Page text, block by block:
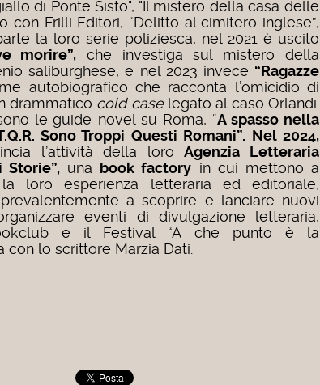
di Ponte Sisto", "Il mistero della casa delle
con Frilli Editori, “Delitto al cimitero inglese”,
la loro serie poliziesca, nel 2021 è uscito
morire”, che investiga sul mistero della
saliburghese, e nel 2023 invece “Ragazze
autobiografico che racconta l’omicidio di
drammatico cold caselegato al caso Orlandi.
le guide-novel su Roma, “A spasso nella
Sono Troppi Questi Romani”. Nel 2024,
l’attività della loroAgenzia Letteraria
Storie”, una book factory in cui mettono a
loro esperienza letteraria ed editoriale,
a scoprire e lanciare nuovi
eventi di divulgazione letteraria,
e il Festival “A che punto è la
con lo scrittore Marzia Dati.